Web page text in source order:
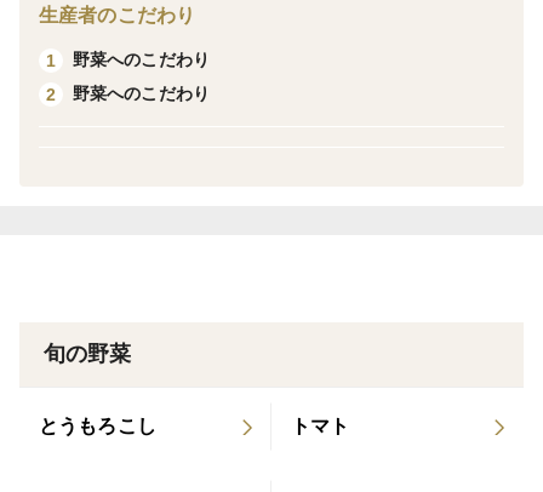
生産者のこだわり
1
野菜へのこだわり
2
野菜へのこだわり
旬の野菜
とうもろこし トマト